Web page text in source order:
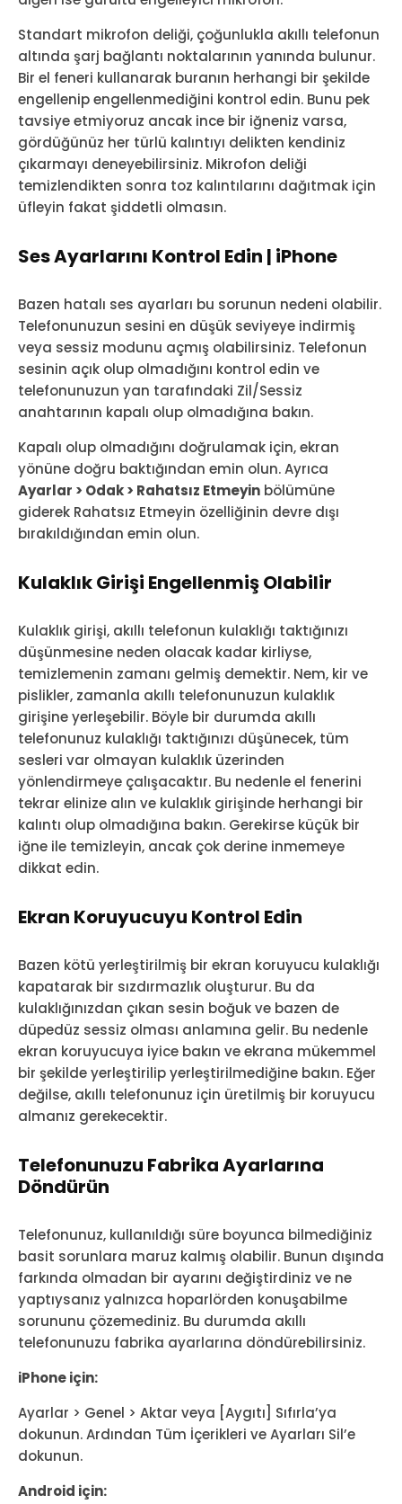
Standart mikrofon deliği, çoğunlukla akıllı telefonun
altında şarj bağlantı noktalarının yanında bulunur.
Bir el feneri kullanarak buranın herhangi bir şekilde
engellenip engellenmediğini kontrol edin. Bunu pek
tavsiye etmiyoruz ancak ince bir iğneniz varsa,
gördüğünüz her türlü kalıntıyı delikten kendiniz
çıkarmayı deneyebilirsiniz. Mikrofon deliği
temizlendikten sonra toz kalıntılarını dağıtmak için
üfleyin fakat şiddetli olmasın.
Ses Ayarlarını Kontrol Edin | iPhone
Bazen hatalı ses ayarları bu sorunun nedeni olabilir.
Telefonunuzun sesini en düşük seviyeye indirmiş
veya sessiz modunu açmış olabilirsiniz. Telefonun
sesinin açık olup olmadığını kontrol edin ve
telefonunuzun yan tarafındaki Zil/Sessiz
anahtarının kapalı olup olmadığına bakın.
Kapalı olup olmadığını doğrulamak için, ekran
yönüne doğru baktığından emin olun. Ayrıca
Ayarlar > Odak > Rahatsız Etmeyin bölümüne
giderek Rahatsız Etmeyin özelliğinin devre dışı
bırakıldığından emin olun.
Kulaklık Girişi Engellenmiş Olabilir
Kulaklık girişi, akıllı telefonun kulaklığı taktığınızı
düşünmesine neden olacak kadar kirliyse,
temizlemenin zamanı gelmiş demektir. Nem, kir ve
pislikler, zamanla akıllı telefonunuzun kulaklık
girişine yerleşebilir. Böyle bir durumda akıllı
telefonunuz kulaklığı taktığınızı düşünecek, tüm
sesleri var olmayan kulaklık üzerinden
yönlendirmeye çalışacaktır. Bu nedenle el fenerini
tekrar elinize alın ve kulaklık girişinde herhangi bir
kalıntı olup olmadığına bakın. Gerekirse küçük bir
iğne ile temizleyin, ancak çok derine inmemeye
dikkat edin.
Ekran Koruyucuyu Kontrol Edin
Bazen kötü yerleştirilmiş bir ekran koruyucu kulaklığı
kapatarak bir sızdırmazlık oluşturur. Bu da
kulaklığınızdan çıkan sesin boğuk ve bazen de
düpedüz sessiz olması anlamına gelir. Bu nedenle
ekran koruyucuya iyice bakın ve ekrana mükemmel
bir şekilde yerleştirilip yerleştirilmediğine bakın. Eğer
değilse, akıllı telefonunuz için üretilmiş bir koruyucu
almanız gerekecektir.
Telefonunuzu Fabrika Ayarlarına
Döndürün
Telefonunuz, kullanıldığı süre boyunca bilmediğiniz
basit sorunlara maruz kalmış olabilir. Bunun dışında
farkında olmadan bir ayarını değiştirdiniz ve ne
yaptıysanız yalnızca hoparlörden konuşabilme
sorununu çözemediniz. Bu durumda akıllı
telefonunuzu fabrika ayarlarına döndürebilirsiniz.
iPhone için:
Ayarlar > Genel > Aktar veya [Aygıtı] Sıfırla’ya
dokunun. Ardından Tüm İçerikleri ve Ayarları Sil’e
dokunun.
Android için: